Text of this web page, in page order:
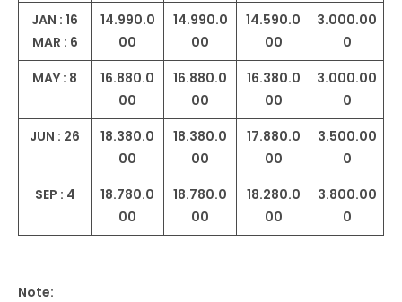
JAN : 16
MAR : 6
14.990.0
00
14.990.0
00
14.590.0
00
3.000.00
0
MAY : 8
16.880.0
00
16.880.0
00
16.380.0
00
3.000.00
0
JUN : 26
18.380.0
00
18.380.0
00
17.880.0
00
3.500.00
0
SEP : 4
18.780.0
00
18.780.0
00
18.280.0
00
3.800.00
0
Note: